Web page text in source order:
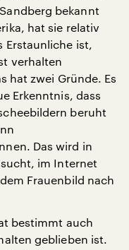
bekannt
hat sie relativ
Erstaunliche ist,
verhalten
hat zwei Gründe. Es
Erkenntnis, dass
beruht
Das wird in
im Internet
Frauenbild nach
bestimmt auch
geblieben ist.